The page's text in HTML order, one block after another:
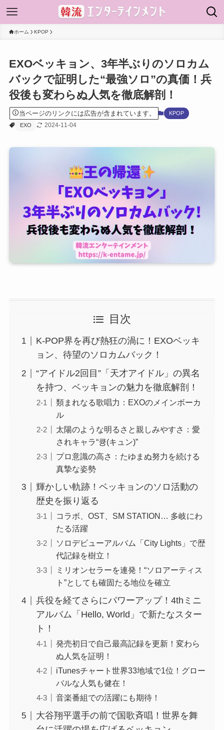
ホーム KPOP
EXOベッキョン、3年半ぶりのソロカム
バックで証明した“最強ソロ”の真価！兵
役後も変わらぬ人気を徹底解剖！
当ページのリンクには広告が含まれています。
KPOP
EXO
2024-11-04
目次
K-POP界を再び熱狂の渦に！EXOベッキ
ョン、待望のソロカムバック！
“アイドル2回目”「天才アイドル」の異名
を持つ、ベッキョンの魅力を徹底解剖！
類まれなる歌唱力：EXOのメインボーカ
ル
太陽のような明るさと親しみやすさ：愛
されキャラ“큥(キュン)”
プロ意識の高さ：たゆまぬ努力を続ける
真摯な姿勢
輝かしい軌跡！ベッキョンのソロ活動の
歴史を振り返る
コラボ、OST、SM STATION… 多岐にわ
たる活躍
ソロデビューアルバム「City Lights」で歴
代記録を樹立！
ミリオンセラーを連発！“ソロアーティス
ト”としても確固たる地位を確立
兵役を経てさらにパワーアップ！4thミニ
アルバム「Hello, World」で新たなスター
ト！
発売初日で自己最高記録を更新！変わら
ぬ人気を証明！
iTunesチャート世界33地域で1位！グロー
バルな人気も健在！
音楽番組での活躍にも期待！
大谷翔平選手の前で国歌斉唱！世界を舞